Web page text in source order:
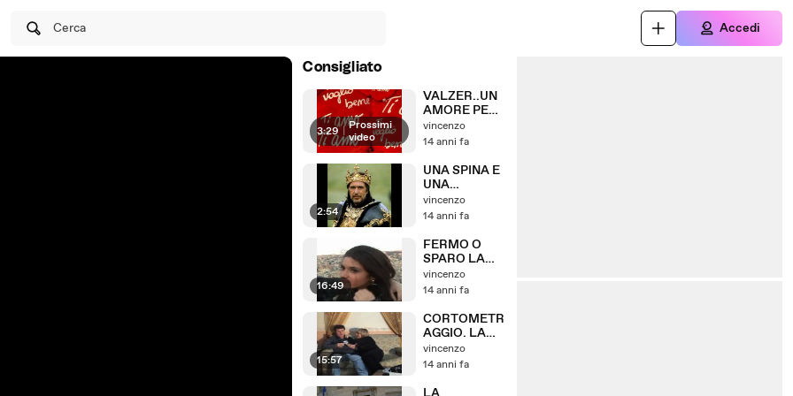
Cerca Accedi
Consigliato
3:29
Prossimi
video
VALZER..UN
AMORE PER
SEMPRE..EN
ZOSORRENTI
vincenzo
14 anni fa
2:54
UNA SPINA E
UNA
ROSA..ENZO
SORRENTINO
vincenzo
14 anni fa
16:49
FERMO O
SPARO LA
LEGGE SONO
IO..CORTO
FILM...L
ORIGINALE....
.
vincenzo
14 anni fa
15:57
CORTOMETR
AGGIO. LA
FERMATA
DELL'AMORE
.COMPLETO..
vincenzo
14 anni fa